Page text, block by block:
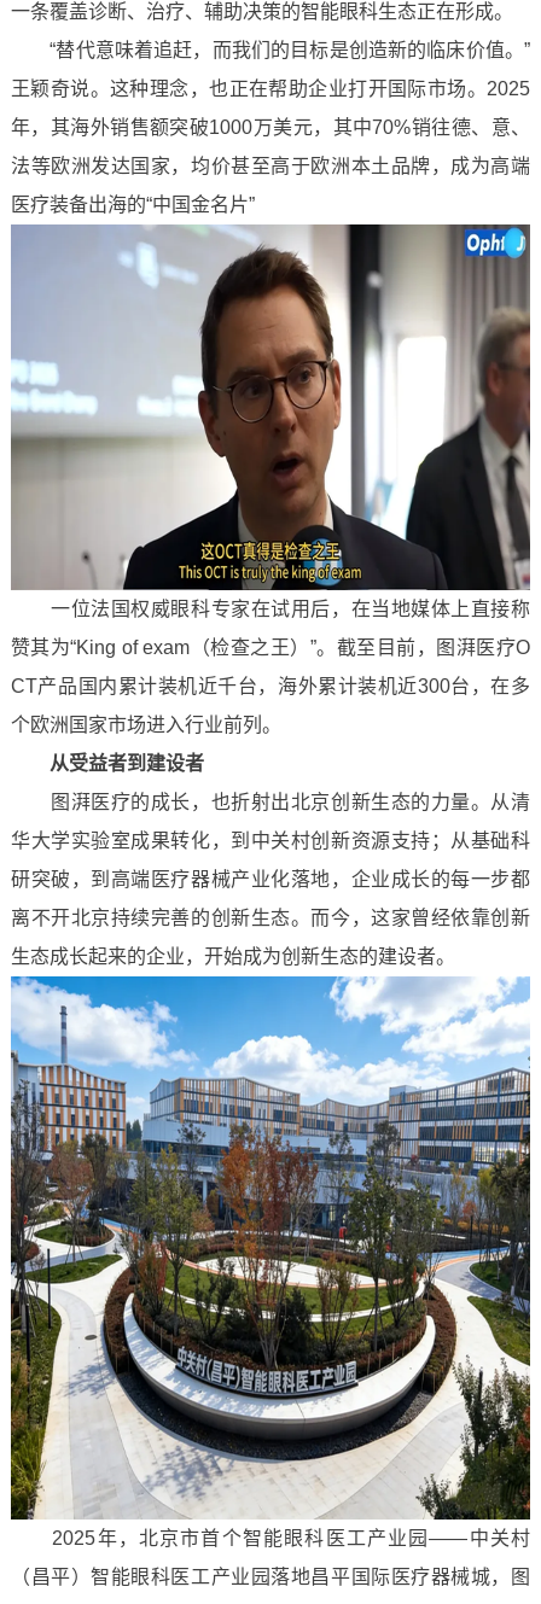
一条覆盖诊断、治疗、辅助决策的智能眼科生态正在形成。
“替代意味着追赶，而我们的目标是创造新的临床价值。”
王颖奇说。这种理念，也正在帮助企业打开国际市场。2025
年，其海外销售额突破1000万美元，其中70%销往德、意、
法等欧洲发达国家，均价甚至高于欧洲本土品牌，成为高端
医疗装备出海的“中国金名片”
一位法国权威眼科专家在试用后，在当地媒体上直接称
赞其为“King of exam（检查之王）”。截至目前，图湃医疗O
CT产品国内累计装机近千台，海外累计装机近300台，在多
个欧洲国家市场进入行业前列。
从受益者到建设者
图湃医疗的成长，也折射出北京创新生态的力量。从清
华大学实验室成果转化，到中关村创新资源支持；从基础科
研突破，到高端医疗器械产业化落地，企业成长的每一步都
离不开北京持续完善的创新生态。而今，这家曾经依靠创新
生态成长起来的企业，开始成为创新生态的建设者。
2025年，北京市首个智能眼科医工产业园——中关村
（昌平）智能眼科医工产业园落地昌平国际医疗器械城，图